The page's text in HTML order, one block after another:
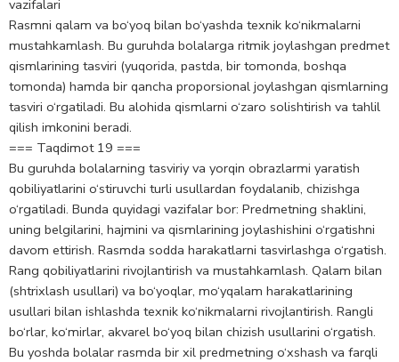
vazifalari
Rasmni qalam va bo‘yoq bilan bo‘yashda texnik ko‘nikmalarni
mustahkamlash. Bu guruhda bolalarga ritmik joylashgan predmet
qismlarining tasviri (yuqorida, pastda, bir tomonda, boshqa
tomonda) hamda bir qancha proporsional joylashgan qismlarning
tasviri o‘rgatiladi. Bu alohida qismlarni o‘zaro solishtirish va tahlil
qilish imkonini beradi.
=== Taqdimot 19 ===
Bu guruhda bolalarning tasviriy va yorqin obrazlarmi yaratish
qobiliyatlarini o‘stiruvchi turli usullardan foydalanib, chizishga
o‘rgatiladi. Bunda quyidagi vazifalar bor: Predmetning shaklini,
uning belgilarini, hajmini va qismlarining joylashishini o‘rgatishni
davom ettirish. Rasmda sodda harakatlarni tasvirlashga o‘rgatish.
Rang qobiliyatlarini rivojlantirish va mustahkamlash. Qalam bilan
(shtrixlash usullari) va bo‘yoqlar, mo‘yqalam harakatlarining
usullari bilan ishlashda texnik ko‘nikmalarni rivojlantirish. Rangli
bo‘rlar, ko‘mirlar, akvarel bo‘yoq bilan chizish usullarini o‘rgatish.
Bu yoshda bolalar rasmda bir xil predmetning o‘xshash va farqli